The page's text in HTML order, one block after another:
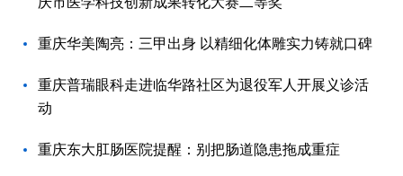
重庆华美陶亮：三甲出身 以精细化体雕实力铸就口碑
重庆普瑞眼科走进临华路社区为退役军人开展义诊活
动
重庆东大肛肠医院提醒：别把肠道隐患拖成重症